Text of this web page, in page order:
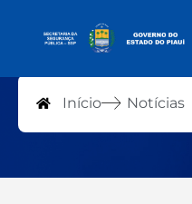
Notícias
Início Notícias